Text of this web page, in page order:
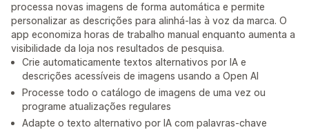
processa novas imagens de forma automática e permite
personalizar as descrições para alinhá-las à voz da marca. O
app economiza horas de trabalho manual enquanto aumenta a
visibilidade da loja nos resultados de pesquisa.
Crie automaticamente textos alternativos por IA e
descrições acessíveis de imagens usando a Open AI
Processe todo o catálogo de imagens de uma vez ou
programe atualizações regulares
Adapte o texto alternativo por IA com palavras-chave